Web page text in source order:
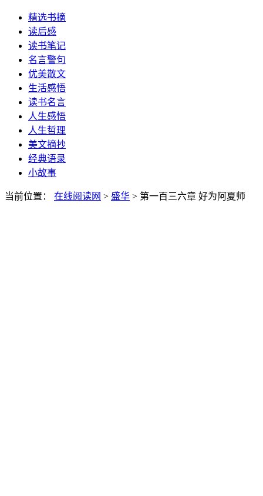
精选书摘
读后感
读书笔记
名言警句
优美散文
生活感悟
读书名言
人生感悟
人生哲理
美文摘抄
经典语录
小故事
当前位置： 在线阅读网 > 盛华 > 第一百三六章 好为阿夏师